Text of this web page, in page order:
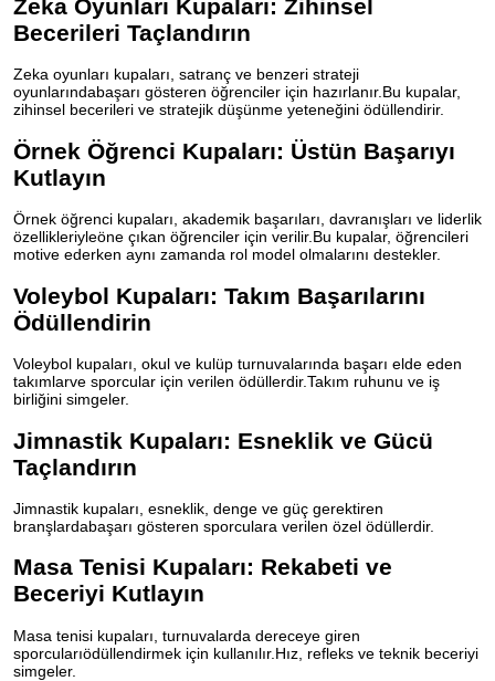
Zeka Oyunları Kupaları: Zihinsel
Becerileri Taçlandırın
Zeka oyunları kupaları, satranç ve benzeri strateji
oyunlarındabaşarı gösteren öğrenciler için hazırlanır.Bu kupalar,
zihinsel becerileri ve stratejik düşünme yeteneğini ödüllendirir.
Örnek Öğrenci Kupaları: Üstün Başarıyı
Kutlayın
Örnek öğrenci kupaları, akademik başarıları, davranışları ve liderlik
özellikleriyleöne çıkan öğrenciler için verilir.Bu kupalar, öğrencileri
motive ederken aynı zamanda rol model olmalarını destekler.
Voleybol Kupaları: Takım Başarılarını
Ödüllendirin
Voleybol kupaları, okul ve kulüp turnuvalarında başarı elde eden
takımlarve sporcular için verilen ödüllerdir.Takım ruhunu ve iş
birliğini simgeler.
Jimnastik Kupaları: Esneklik ve Gücü
Taçlandırın
Jimnastik kupaları, esneklik, denge ve güç gerektiren
branşlardabaşarı gösteren sporculara verilen özel ödüllerdir.
Masa Tenisi Kupaları: Rekabeti ve
Beceriyi Kutlayın
Masa tenisi kupaları, turnuvalarda dereceye giren
sporcularıödüllendirmek için kullanılır.Hız, refleks ve teknik beceriyi
simgeler.